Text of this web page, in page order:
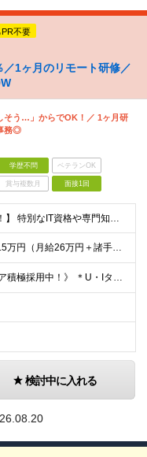
PR不要
／1ヶ月のリモート研修／
そう…」からでOK！／ 1ヶ月研
務◎
学歴不問 ベテランOK
賞与複数月 面接1回
【IT業界未経験歓迎！】 特別なIT資格や専門知識は必要ありません。 ・学歴不問（文系・理系不問） ・第二新卒、既卒の方も歓迎 ・20代を中心に幅広い年代が活躍中 ・基本的なPC操作ができる方 ・タ
【首都圏】月収例29.5万円（月給26万円＋諸手当） 【東海・関西】月収例28.5万円（月給25万円＋諸手当） 【九州】月収例26万円（月給23万円＋諸手当） ※経験・スキル・前職給与を踏まえ、総合
《転勤なし・全エリア積極採用中！》 ＊U・Iターンも歓迎 ＊研修はオンライン実施 ★勤務エリアは下記よりお選びいただけます★ 【首都圏】東京・神奈川・千葉・埼玉 【東海】愛知 【関西】大阪、京都、兵庫
検討中に入れる